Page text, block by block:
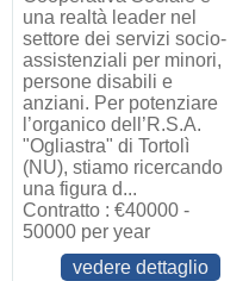
una realtà leader nel
settore dei servizi socio-
assistenziali per minori,
persone disabili e
anziani. Per potenziare
l’organico dell’R.S.A.
"Ogliastra" di Tortolì
(NU), stiamo ricercando
una figura d...
Contratto : €40000 -
50000 per year
vedere dettaglio